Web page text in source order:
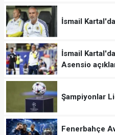
İsmail
İsmail
Asensio
Şampiyonlar
Fenerbahçe